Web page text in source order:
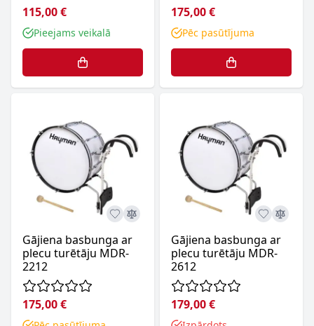
115,00 €
Pieejams veikalā
175,00 €
Pēc pasūtījuma
Gājiena basbunga ar
plecu turētāju MDR-
2212
175,00 €
Gājiena basbunga ar
plecu turētāju MDR-
2612
179,00 €